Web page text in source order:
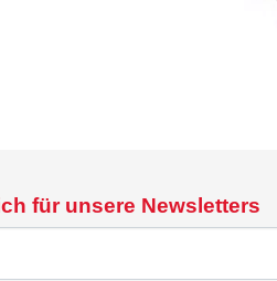
für unsere Newsletters